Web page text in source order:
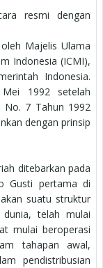
resmi dengan
Majelis Ulama
Indonesia (ICMI),
Indonesia.
1992 setelah
No. 7 Tahun 1992
dengan prinsip
ditebarkan pada
Gusti pertama di
suatu struktur
telah mulai
mulai beroperasi
tahapan awal,
pendistribusian